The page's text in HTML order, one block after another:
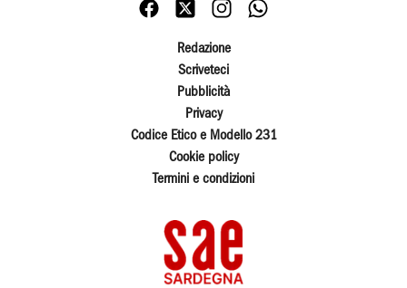
Redazione
Scriveteci
Pubblicità
Privacy
Codice Etico e Modello 231
Cookie policy
Termini e condizioni